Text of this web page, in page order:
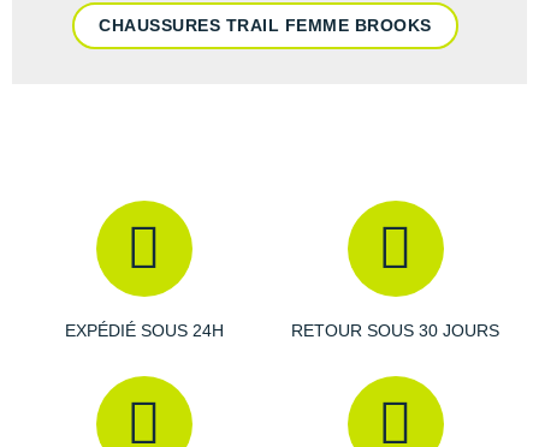
CHAUSSURES TRAIL FEMME BROOKS
EXPÉDIÉ SOUS 24H RETOUR SOUS 30 JOURS